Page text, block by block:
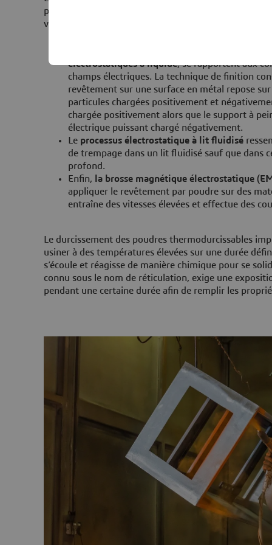
pulvérisation de la poudre avec un pistolet
variée d’embouts de pulvérisation est disponible.
électrostatiques à liquide, se rapportent aux
champs électriques. La technique de finition
revêtement sur une surface en métal repose
particules chargées positivement et
chargée positivement alors que le support à
électrique puissant chargé négativement.
Le processus électrostatique à lit fluidisé
de trempage dans un lit fluidisé sauf que dans
profond.
Enfin,
la brosse magnétique électrostatique
appliquer le revêtement par poudre sur des
entraîne des vitesses élevées et effectue des
Le durcissement des poudres thermodurcissables
usiner à des températures élevées sur une durée
s’écoule et réagisse de manière chimique pour se
connu sous le nom de réticulation, exige une
pendant une certaine durée afin de remplir les